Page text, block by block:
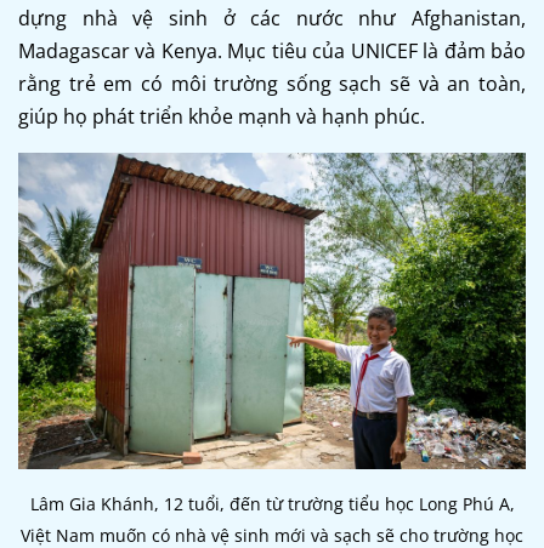
dựng nhà vệ sinh ở các nước như Afghanistan,
Madagascar và Kenya. Mục tiêu của UNICEF là đảm bảo
rằng trẻ em có môi trường sống sạch sẽ và an toàn,
giúp họ phát triển khỏe mạnh và hạnh phúc.
Lâm Gia Khánh, 12 tuổi, đến từ trường tiểu học Long Phú A,
Việt Nam muốn có nhà vệ sinh mới và sạch sẽ cho trường học